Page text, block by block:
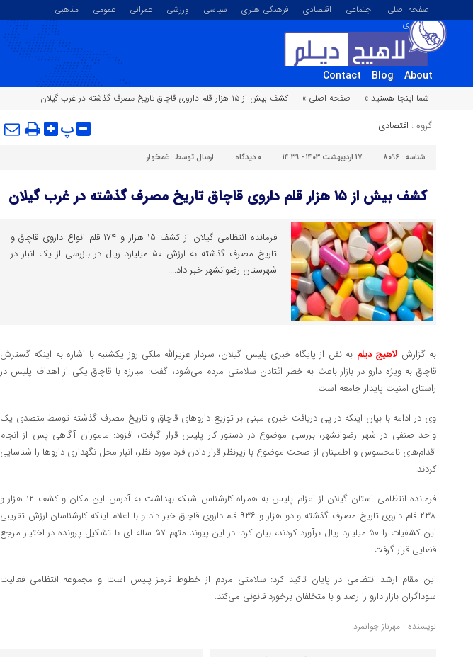
صفحه اصلی اجتماعی اقتصادی فرهنگی هنری سیاسی ورزشی عمرانی عمومی
مذهبی
تصویری
About
Blog
Contact
شما اینجا هستید »
صفحه اصلی » کشف بیش از ۱۵ هزار قلم داروی قاچاق تاریخ مصرف گذشته در غرب گیلان
گروه : اقتصادی پ
شناسه : ۸۰۹۶ ۱۷ اردیبهشت ۱۴۰۳ - ۱۴:۳۹ ۰ دیدگاه ارسال توسط : غمخوار
کشف بیش از ۱۵ هزار قلم داروی قاچاق تاریخ مصرف گذشته در غرب گیلان
فرمانده انتظامی گیلان از کشف ۱۵ هزار و ۱۷۴ قلم انواع داروی قاچاق و
تاریخ مصرف گذشته به ارزش ۵۰ میلیارد ریال در بازرسی از یک انبار در
شهرستان رضوانشهر خبر داد....
به گزارش لاهیج دیلم به نقل از پایگاه خبری پلیس گیلان، سردار عزیزالله ملکی روز یکشنبه با اشاره به اینکه گسترش
قاچاق به ویژه دارو در بازار باعث به خطر افتادن سلامتی مردم می‌شود، گفت: مبارزه با قاچاق یکی از اهداف پلیس در
راستای امنیت پایدار جامعه است.
وی در ادامه با بیان اینکه در پی دریافت خبری مبنی بر توزیع داروهای قاچاق و تاریخ مصرف گذشته توسط متصدی یک
واحد صنفی در شهر رضوانشهر، بررسی موضوع در دستور کار پلیس قرار گرفت، افزود: ماموران آگاهی پس از انجام
اقدام‌های نامحسوس و اطمینان از صحت موضوع با زیرنظر قرار دادن فرد مورد نظر، انبار محل نگهداری داروها را شناسایی
کردند.
فرمانده انتظامی استان گیلان از اعزام پلیس به همراه کارشناس شبکه بهداشت به آدرس این مکان و کشف ۱۲ هزار و
۲۳۸ قلم داروی تاریخ مصرف گذشته و دو هزار و ۹۳۶ قلم داروی قاچاق خبر داد و با اعلام اینکه کارشناسان ارزش تقریبی
این کشفیات را ۵۰ میلیارد ریال برآورد کردند، بیان کرد: در این پیوند متهم ۵۷ ساله ای با تشکیل پرونده در اختیار مرجع
قضایی قرار گرفت.
این مقام ارشد انتظامی در پایان تاکید کرد: سلامتی مردم از خطوط قرمز پلیس است و مجموعه انتظامی فعالیت
سوداگران بازار دارو را رصد و با متخلفان برخورد قانونی می‌کند.
نویسنده : مهرناز جوانمرد